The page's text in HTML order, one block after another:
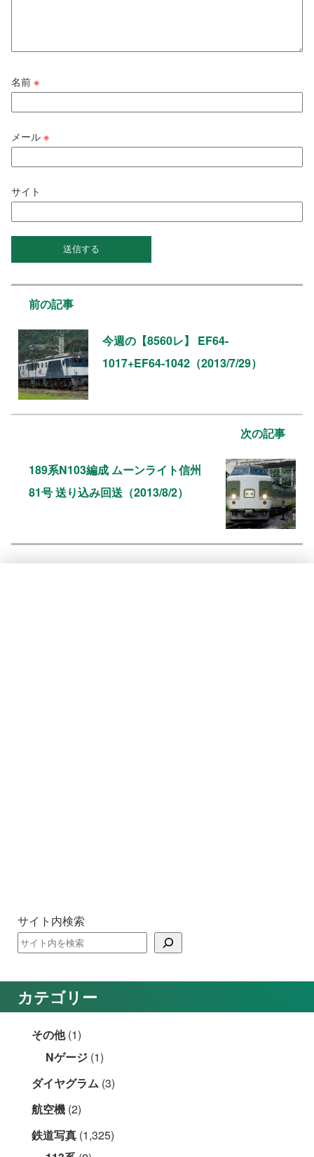
名前※
メール※
サイト
前の記事
今週の【8560レ】 EF64-
1017+EF64-1042（2013/7/29）
次の記事
189系N103編成 ムーンライト信州
81号 送り込み回送（2013/8/2）
サイト内検索
カテゴリー
その他(1)
Nゲージ (1)
ダイヤグラム (3)
航空機 (2)
鉄道写真 (1,325)